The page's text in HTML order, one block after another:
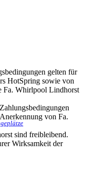
gelten für
HotSpring sowie von
Fa. Whirlpool Lindhorst
von Fa.
sind freibleibend.
Wirksamkeit der